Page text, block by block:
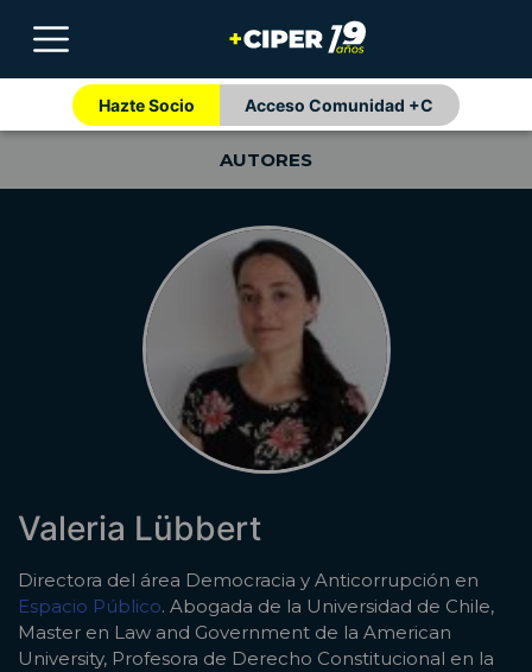
Hazte Socio Acceso Comunidad +C
AUTORES
Valeria Lübbert
Directora del área Democracia y Anticorrupción en
Espacio Público. Abogada de la Universidad de Chile,
Master en Law and Government de la American
University, Profesora de Derecho Constitucional en la